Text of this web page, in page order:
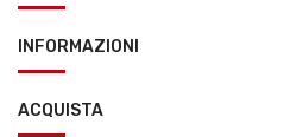
INFORMAZIONI
ACQUISTA